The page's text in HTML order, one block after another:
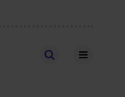
Stellen finden